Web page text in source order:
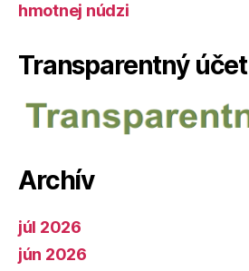
hmotnej núdzi
Transparentný účet
Archív
júl 2026
jún 2026